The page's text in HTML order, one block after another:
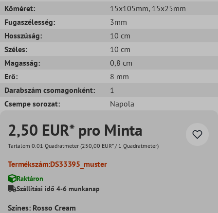
Kőméret:
15x105mm, 15x25mm
Fugaszélesség:
3mm
Hosszúság:
10 cm
Széles:
10 cm
Magasság:
0,8 cm
Erő:
8 mm
Darabszám csomagonként:
1
Csempe sorozat:
Napola
2,50 EUR* pro Minta
Tartalom 0.01 Quadratmeter (250,00 EUR* / 1 Quadratmeter)
Termékszám:DS33395_muster
Raktáron
Szállítási idő 4-6 munkanap
Színes: Rosso Cream